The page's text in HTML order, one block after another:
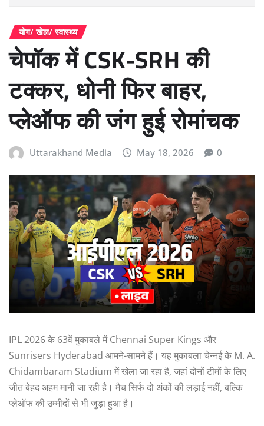
योग/ खेल/ स्वास्थ्य
चेपॉक में CSK-SRH की
टक्कर, धोनी फिर बाहर,
प्लेऑफ की जंग हुई रोमांचक
Uttarakhand Media May 18, 2026 0
IPL 2026 के 63वें मुकाबले में Chennai Super Kings और
Sunrisers Hyderabad आमने-सामने हैं। यह मुकाबला चेन्नई के M. A.
Chidambaram Stadium में खेला जा रहा है, जहां दोनों टीमों के लिए
जीत बेहद अहम मानी जा रही है। मैच सिर्फ दो अंकों की लड़ाई नहीं, बल्कि
प्लेऑफ की उम्मीदों से भी जुड़ा हुआ है।